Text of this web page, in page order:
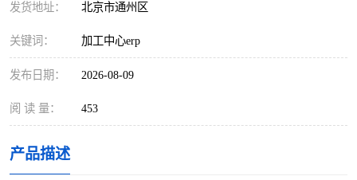
发货地址： 北京市通州区
关键词： 加工中心erp
发布日期： 2026-08-09
阅 读 量： 453
产品描述